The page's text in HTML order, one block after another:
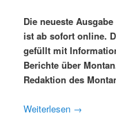
Die neueste
ist ab sofort online.
gefüllt mit
Berichte über
Redaktion des
Weiterlesen →